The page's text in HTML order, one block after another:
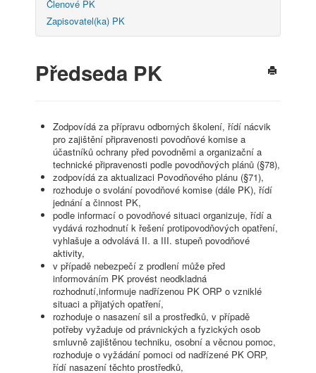
Členové PK
Zapisovatel(ka) PK
Předseda PK
Zodpovídá za přípravu odborných školení, řídí nácvik
pro zajištění připravenosti povodňové komise a
účastníků ochrany před povodněmi a organizační a
technické připravenosti podle povodňových plánů (§78),
zodpovídá za aktualizaci Povodňového plánu (§71),
rozhoduje o svolání povodňové komise (dále PK), řídí
jednání a činnost PK,
podle informací o povodňové situaci organizuje, řídí a
vydává rozhodnutí k řešení protipovodňových opatření,
vyhlašuje a odvolává II. a III. stupeň povodňové
aktivity,
v případě nebezpečí z prodlení může před
informováním PK provést neodkladná
rozhodnutí,informuje nadřízenou PK ORP o vzniklé
situaci a přijatých opatření,
rozhoduje o nasazení sil a prostředků, v případě
potřeby vyžaduje od právnických a fyzických osob
smluvně zajištěnou techniku, osobní a věcnou pomoc,
rozhoduje o vyžádání pomoci od nadřízené PK ORP,
řídí nasazení těchto prostředků,